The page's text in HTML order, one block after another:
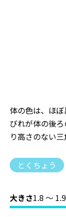
体の色は、ほ
びれが体の後
り高さのない三
とくちょう
大きさ1.8 〜